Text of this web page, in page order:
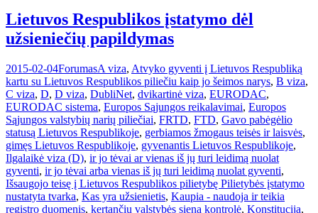
Lietuvos Respublikos įstatymo dėl
užsieniečių papildymas
2015-02-04ForumasA viza, Atvyko gyventi į Lietuvos Respubliką
kartu su Lietuvos Respublikos piliečiu kaip jo šeimos narys, B viza,
C viza, D, D viza, DubliNet, dvikartinė viza, EURODAC,
EURODAC sistema, Europos Sąjungos reikalavimai, Europos
Sąjungos valstybių narių piliečiai, FRTD, FTD, Gavo pabėgėlio
statusą Lietuvos Respublikoje, gerbiamos žmogaus teisės ir laisvės,
gimęs Lietuvos Respublikoje, gyvenantis Lietuvos Respublikoje,
Ilgalaikė viza (D), ir jo tėvai ar vienas iš jų turi leidimą nuolat
gyventi, ir jo tėvai arba vienas iš jų turi leidimą nuolat gyventi,
Išsaugojo teisę į Lietuvos Respublikos pilietybę Pilietybės įstatymo
nustatyta tvarka, Kas yra užsienietis, Kaupia - naudoja ir teikia
registro duomenis, kertančių valstybės sieną kontrolė, Konstitucija,